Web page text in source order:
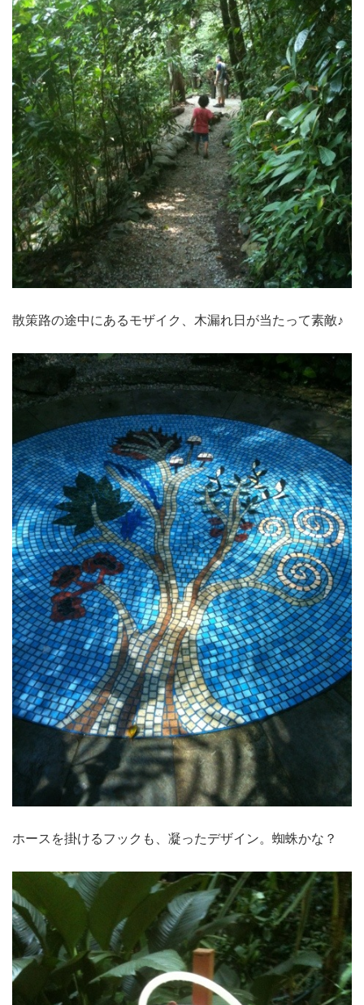
散策路の途中にあるモザイク、木漏れ日が当たって素敵♪
ホースを掛けるフックも、凝ったデザイン。蜘蛛かな？